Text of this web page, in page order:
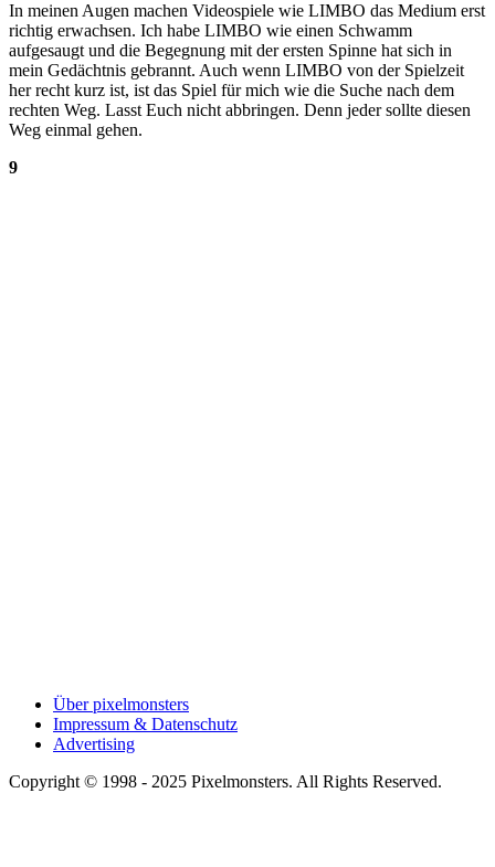
In meinen Augen machen Videospiele wie LIMBO das Medium erst
richtig erwachsen. Ich habe LIMBO wie einen Schwamm
aufgesaugt und die Begegnung mit der ersten Spinne hat sich in
mein Gedächtnis gebrannt. Auch wenn LIMBO von der Spielzeit
her recht kurz ist, ist das Spiel für mich wie die Suche nach dem
rechten Weg. Lasst Euch nicht abbringen. Denn jeder sollte diesen
Weg einmal gehen.
9
Über pixelmonsters
Impressum & Datenschutz
Advertising
Copyright © 1998 - 2025 Pixelmonsters. All Rights Reserved.